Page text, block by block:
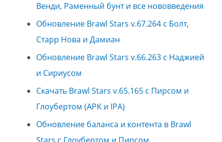
Венди, Раменный бунт и все нововведения
Обновление Brawl Stars v.67.264 с Болт,
Старр Нова и Дамиан
Обновление Brawl Stars v.66.263 с Наджией
и Сириусом
Скачать Brawl Stars v.65.165 с Пирсом и
Глоубертом (APK и IPA)
Обновление баланса и контента в Brawl